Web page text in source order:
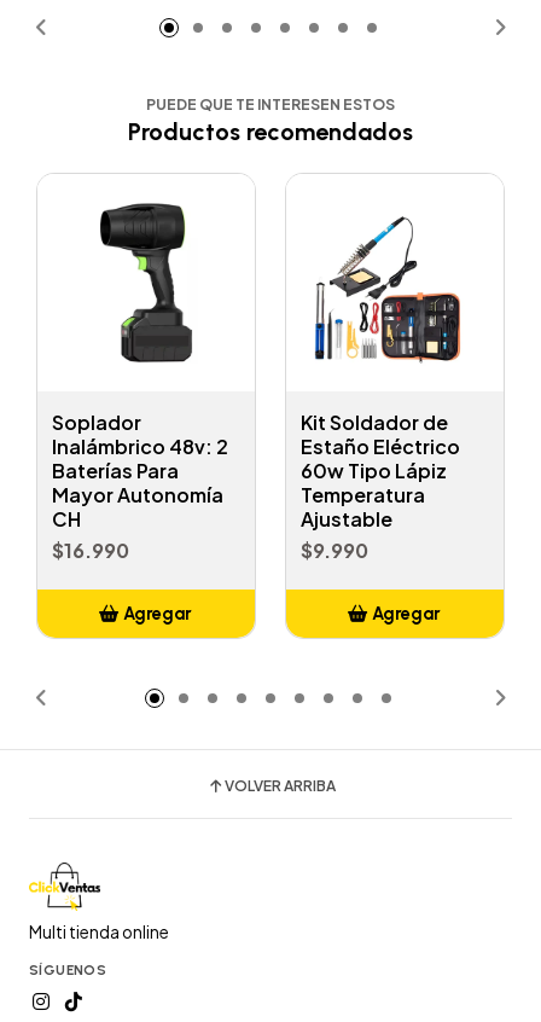
PUEDE QUE TE INTERESEN ESTOS
Productos recomendados
Soplador
Inalámbrico 48v: 2
Baterías Para
Mayor Autonomía
CH
$16.990
Agregar
Kit Soldador de
Estaño Eléctrico
60w Tipo Lápiz
Temperatura
Ajustable
$9.990
Agregar
VOLVER ARRIBA
Multi tienda online
SÍGUENOS